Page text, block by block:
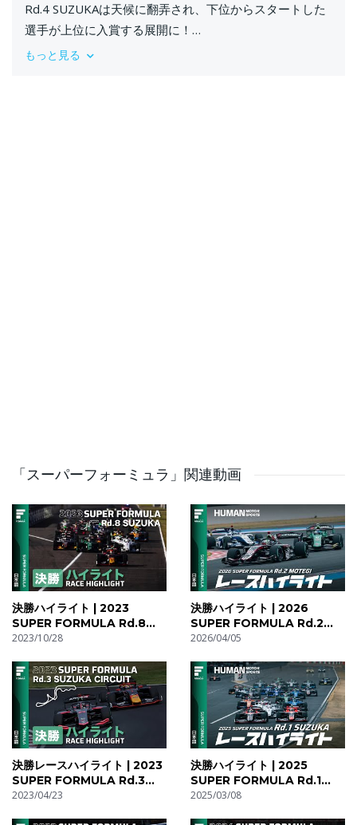
Rd.4 SUZUKAは天候に翻弄され、下位からスタートした
選手が上位に入賞する展開に！
そんなTOP5の選手のゴール後無線をお届けします！
#14 福住 仁嶺：
https://www.instagram.com/nirei_fukuzumi/
#19 ザック・オサリバン：
https://twitter.com/zakosullivan
#22 松下信治：https://twitter.com/Nobu_Mat13
#36 坪井 翔：https://twitter.com/RaceSho
#37 サッシャ・フェネストラズ：
https://twitter.com/sachafenestraz
#38 阪口 晴南：https://twitter.com/sakaguchi0709
#50 野村勇斗：https://twitter.com/Yuto_Nomura_JPN
#53 チャーリー・ブルツ：
https://twitter.com/WurzCharlie
#64 佐藤 蓮：https://twitter.com/rensato85
#65 イゴール・オオムラ・フラガ：
https://twitter.com/1gorFraga
#97 ロマン・スタネック：
https://www.instagram.com/romanstanekofficial/
もっと見る
「スーパーフォーミュラ」関連動画
決勝ハイライト | 2023
SUPER FORMULA Rd.8
SUZUKA
2023/10/28
決勝ハイライト | 2026
SUPER FORMULA Rd.2
MOTEGI
2026/04/05
決勝レースハイライト | 2023
SUPER FORMULA Rd.3
SUZUKA
2023/04/23
決勝ハイライト | 2025
SUPER FORMULA Rd.1
SUZUKA CIRCUIT
2025/03/08